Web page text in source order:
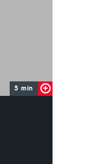
5 min